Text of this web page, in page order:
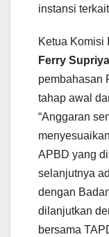
instansi
Ketua Komisi
Ferry
pembahasan
tahap awal
“Anggaran
APBD yang
selanjutnya
dengan
dilanjutkan
bersama